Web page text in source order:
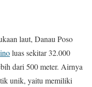
laut, Danau Poso
luas sekitar 32.000
dari 500 meter. Airnya
unik, yaitu memiliki